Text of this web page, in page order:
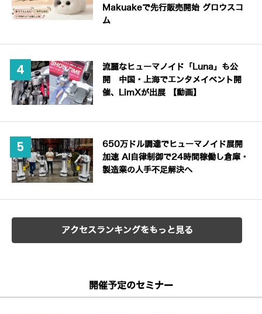
Makuakeで先行販売開始 グロウスコ
ム
流麗なヒューマノイド「Luna」も公
開 中国・上海でエンタメイベント開
催、LimXが出展 【動画】
650万ドル調達でヒューマノイド展開
加速 AI自律制御で24時間稼働し倉庫・
製造業の人手不足解決へ
アクセスランキングをもっと見る
開催予定のセミナー